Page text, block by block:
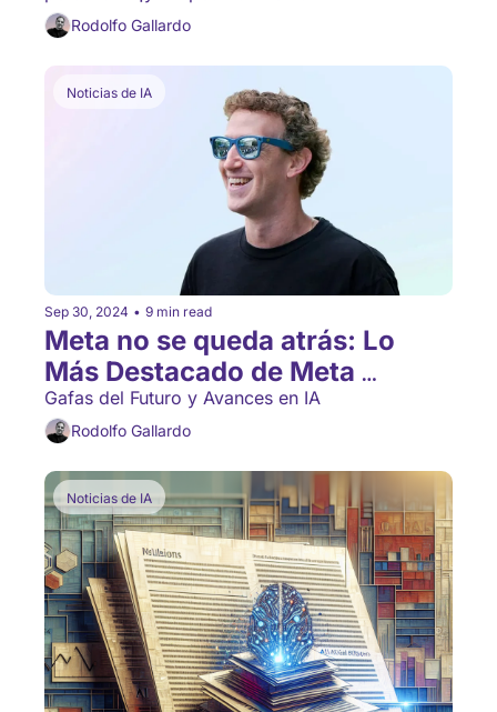
Rodolfo Gallardo
Noticias de IA
Sep 30, 2024 • 9 min read
Meta no se queda atrás: Lo
Más Destacado de Meta
Connect 2024
Gafas del Futuro y Avances en IA
Rodolfo Gallardo
Noticias de IA